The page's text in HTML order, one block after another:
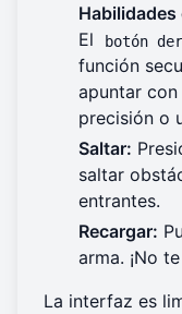
El
botón
función
apuntar
precisión o
Saltar:
saltar
entrantes.
Recargar:
arma. ¡No
La interfaz es